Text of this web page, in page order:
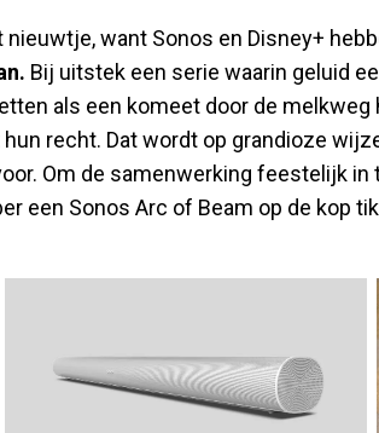
want Sonos en Disney+
Bij uitstek een serie waarin geluid
als een komeet door de
recht. Dat wordt op grandioze
Om de samenwerking feestelijk in
een Sonos Arc of Beam op de kop